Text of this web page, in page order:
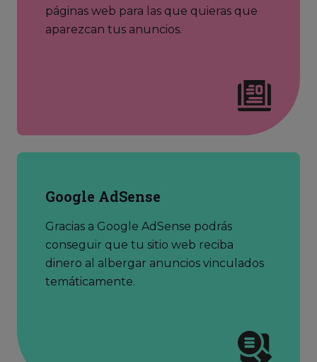
páginas web para las que quieras que
aparezcan tus anuncios.
Google AdSense
Gracias a Google AdSense podrás
conseguir que tu sitio web reciba
dinero al albergar anuncios vinculados
temáticamente.